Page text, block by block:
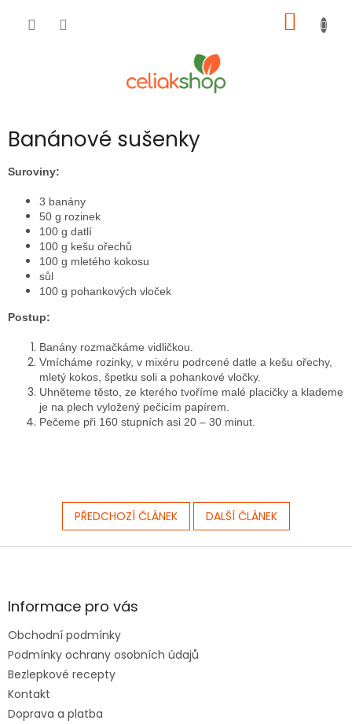
KOŠÍK
Banánové sušenky
Suroviny:
3 banány
50 g rozinek
100 g datlí
100 g kešu ořechů
100 g mletého kokosu
sůl
100 g pohankových vloček
Postup:
Banány rozmačkáme vidličkou.
Vmícháme rozinky, v mixéru podrcené datle a kešu ořechy,
mletý kokos, špetku soli a pohankové vločky.
Uhněteme těsto, ze kterého tvoříme malé placičky a klademe
je na plech vyložený pečicím papírem.
Pečeme při 160 stupních asi 20 – 30 minut.
PŘEDCHOZÍ ČLÁNEK DALŠÍ ČLÁNEK
Z
aInformace pro vás
Obchodní podmínky
Podmínky ochrany osobních údajů
Bezlepkové recepty
Kontakt
Doprava a platba